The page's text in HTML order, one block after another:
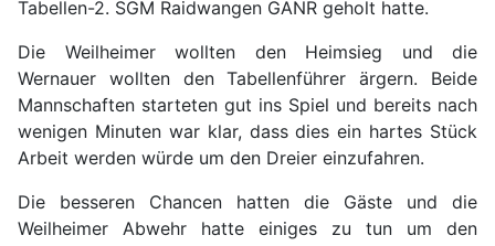
Tabellen-2. SGM Raidwangen GANR geholt hatte.
Die Weilheimer wollten den Heimsieg und die
Wernauer wollten den Tabellenführer ärgern. Beide
Mannschaften starteten gut ins Spiel und bereits nach
wenigen Minuten war klar, dass dies ein hartes Stück
Arbeit werden würde um den Dreier einzufahren.
Die besseren Chancen hatten die Gäste und die
Weilheimer Abwehr hatte einiges zu tun um den